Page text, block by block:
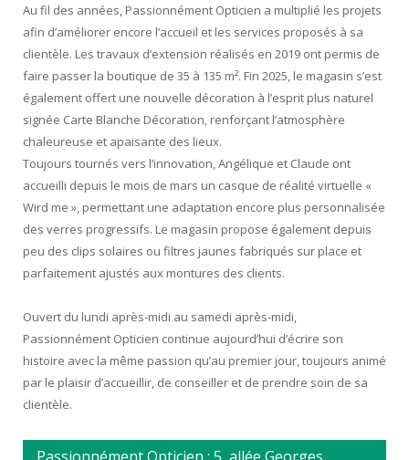
Au fil des années, Passionnément Opticien a multiplié les projets
afin d’améliorer encore l’accueil et les services proposés à sa
clientèle. Les travaux d’extension réalisés en 2019 ont permis de
faire passer la boutique de 35 à 135 m². Fin 2025, le magasin s’est
également offert une nouvelle décoration à l’esprit plus naturel
signée Carte Blanche Décoration, renforçant l’atmosphère
chaleureuse et apaisante des lieux.
Toujours tournés vers l’innovation, Angélique et Claude ont
accueilli depuis le mois de mars un casque de réalité virtuelle «
Wird me », permettant une adaptation encore plus personnalisée
des verres progressifs. Le magasin propose également depuis
peu des clips solaires ou filtres jaunes fabriqués sur place et
parfaitement ajustés aux montures des clients.
Ouvert du lundi après-midi au samedi après-midi,
Passionnément Opticien continue aujourd’hui d’écrire son
histoire avec la même passion qu’au premier jour, toujours animé
par le plaisir d’accueillir, de conseiller et de prendre soin de sa
clientèle.